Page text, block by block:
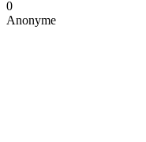
0
Anonyme